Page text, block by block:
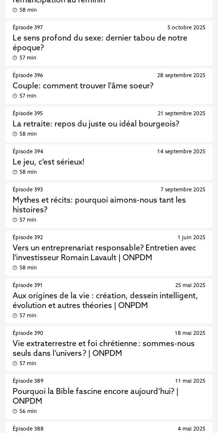
58 min
Épisode 397
Le sens profond du sexe: dernier tabou de notre
époque?
5 octobre 2025
57 min
Épisode 396
Couple: comment trouver l'âme soeur?
28 septembre 2025
57 min
Épisode 395
La retraite: repos du juste ou idéal bourgeois?
21 septembre 2025
58 min
Épisode 394
Le jeu, c'est sérieux!
14 septembre 2025
58 min
Épisode 393
Mythes et récits: pourquoi aimons-nous tant les
histoires?
7 septembre 2025
57 min
Épisode 392
Vers un entreprenariat responsable? Entretien avec
l'investisseur Romain Lavault | ONPDM
1 juin 2025
58 min
Épisode 391
Aux origines de la vie : création, dessein intelligent,
évolution et autres théories | ONPDM
25 mai 2025
57 min
Épisode 390
Vie extraterrestre et foi chrétienne : sommes-nous
seuls dans l’univers ? | ONPDM
18 mai 2025
57 min
Épisode 389
Pourquoi la Bible fascine encore aujourd’hui? |
ONPDM
11 mai 2025
56 min
Épisode 388 4 mai 2025